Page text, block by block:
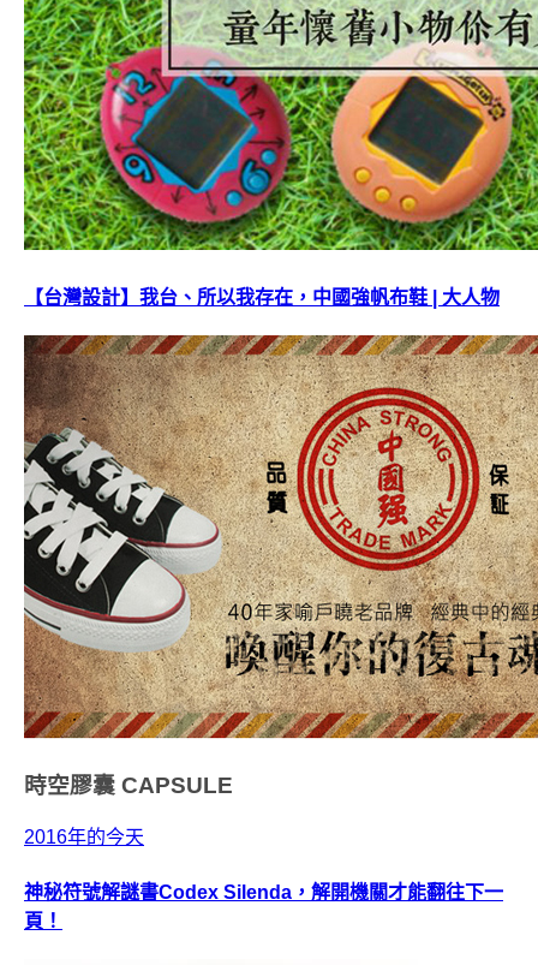
【台灣設計】我台、所以我存在，中國強帆布鞋 | 大人物
時空膠囊 CAPSULE
2016年的今天
神秘符號解謎書Codex Silenda，解開機關才能翻往下一
頁！